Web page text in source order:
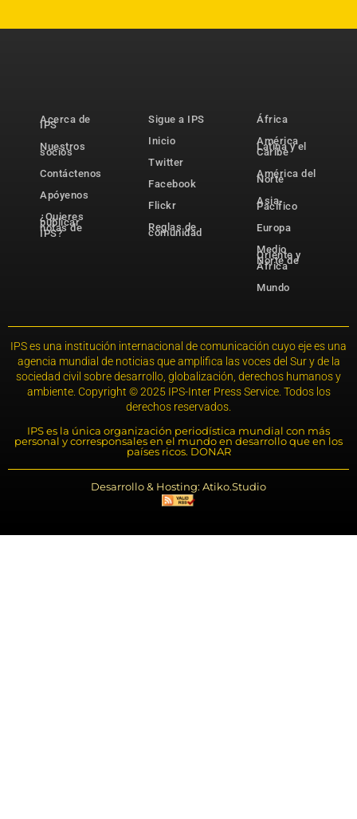
Acerca de
IPS
Nuestros
socios
Contáctenos
Apóyenos
¿Quieres
publicar
notas de
IPS?
Sigue a IPS
Inicio
Twitter
Facebook
Flickr
Reglas de
comunidad
África
América
Latina y el
Caribe
América del
Norte
Asia-
Pacífico
Europa
Medio
Oriente y
Norte de
África
Mundo
IPS es una institución internacional de comunicación cuyo eje es una
agencia mundial de noticias que amplifica las voces del Sur y de la
sociedad civil sobre desarrollo, globalización, derechos humanos y
ambiente. Copyright © 2025 IPS-Inter Press Service. Todos los
derechos reservados.
IPS es la única organización periodística mundial con más
personal y corresponsales en el mundo en desarrollo que en los
países ricos. DONAR
Desarrollo & Hosting: Atiko.Studio